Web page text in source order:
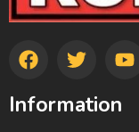
Information